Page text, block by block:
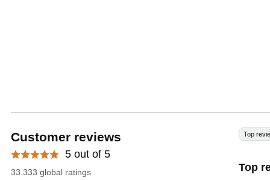
Customer reviews
5 out of 5
33.333 global ratings
Top
Top